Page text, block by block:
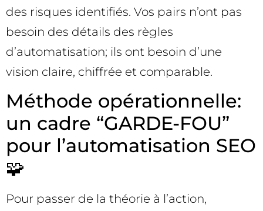
des risques identifiés. Vos pairs n’ont pas
besoin des détails des règles
d’automatisation; ils ont besoin d’une
vision claire, chiffrée et comparable.
Méthode opérationnelle:
un cadre “GARDE-FOU”
pour l’automatisation SEO
🧩
Pour passer de la théorie à l’action,